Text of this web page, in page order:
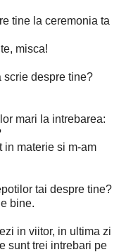
tine la ceremonia ta
misca!
scrie despre tine?
mari la intrebarea:
materie si m-am
tai despre tine?
bine.
in viitor, in ultima zi
sunt trei intrebari pe